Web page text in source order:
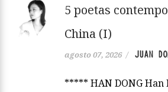
5 poetas
China (I)
agosto 07, 2026 / JUAN
***** HAN DONG Han